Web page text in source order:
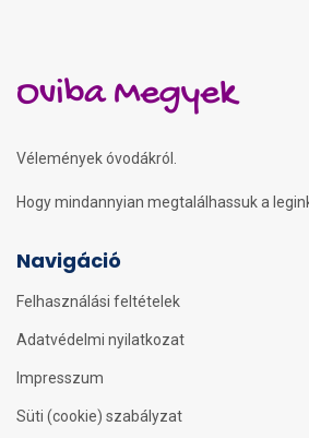
Oviba Megyek
Vélemények óvodákról.
Hogy mindannyian megtalálhassuk a
Navigáció
Felhasználási feltételek
Adatvédelmi nyilatkozat
Impresszum
Süti (cookie) szabályzat